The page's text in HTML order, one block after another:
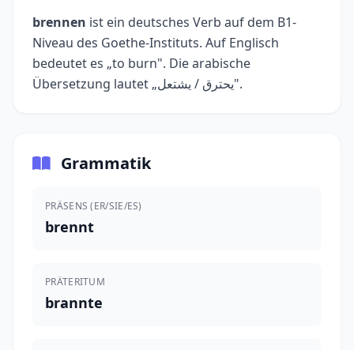
brennen ist ein deutsches Verb auf dem B1-
Niveau des Goethe-Instituts. Auf Englisch
bedeutet es „to burn". Die arabische
Übersetzung lautet „يحترق / يشتعل".
Grammatik
PRÄSENS (ER/SIE/ES)
brennt
PRÄTERITUM
brannte